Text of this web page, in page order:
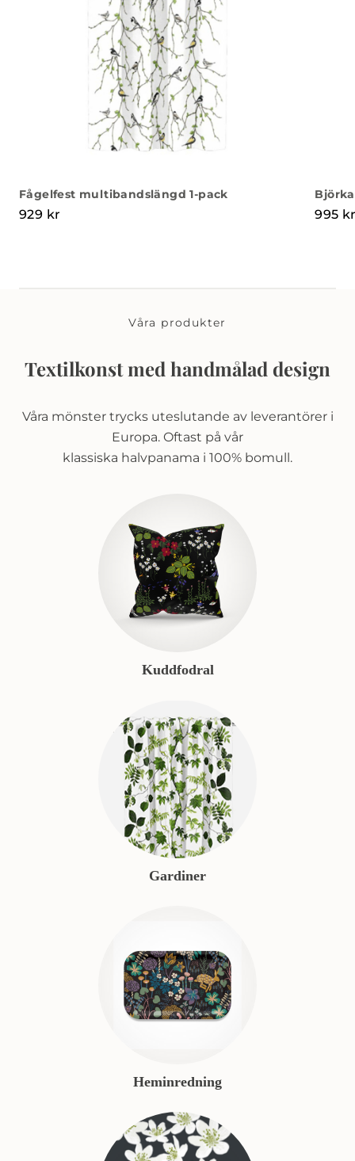
Fågelfest multibandslängd 1-pack
929 kr 995
Våra produkter
Textilkonst med handmålad design
Våra mönster trycks uteslutande av leverantörer i
Europa. Oftast på vår
klassiska halvpanama i 100% bomull.
Kuddfodral
Gardiner
Heminredning